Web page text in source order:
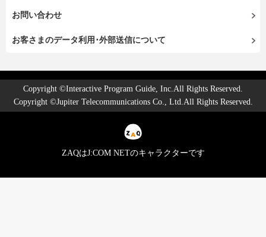
お問い合わせ
お客さまのデータ利用･外部送信について
Copyright ©Interactive Program Guide, Inc.All Rights Reserved.
Copyright ©Jupiter Telecommunications Co., Ltd.All Rights Reserved.
ZAQはJ:COM NETのキャラクターです